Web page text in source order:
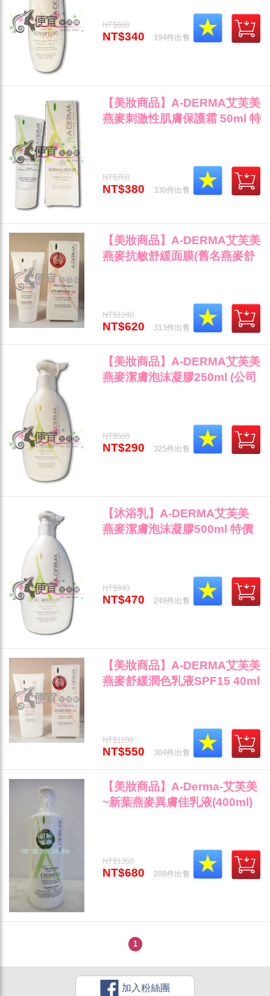
NT$680
NT$340 194件出售
【美妝商品】A-DERMA艾芙美
燕麥刺激性肌膚保護霜 50ml 特
NT$760
NT$380 330件出售
【美妝商品】A-DERMA艾芙美
燕麥抗敏舒緩面膜(舊名燕麥舒
NT$1240
NT$620 313件出售
【美妝商品】A-DERMA艾芙美
燕麥潔膚泡沫凝膠250ml (公司
NT$580
NT$290 325件出售
【沐浴乳】A-DERMA艾芙美
燕麥潔膚泡沫凝膠500ml 特價
NT$940
NT$470 249件出售
【美妝商品】A-DERMA艾芙美
燕麥舒緩潤色乳液SPF15 40ml
NT$1100
NT$550 304件出售
【美妝商品】A-Derma-艾芙美
~新葉燕麥異膚佳乳液(400ml)
NT$1360
NT$680 208件出售
1
加入粉絲團